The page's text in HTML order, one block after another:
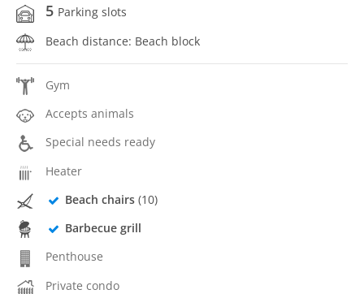
5 Parking slots
Beach distance: Beach block
Gym
Accepts animals
Special needs ready
Heater
Beach chairs(10)
Barbecue grill
Penthouse
Private condo